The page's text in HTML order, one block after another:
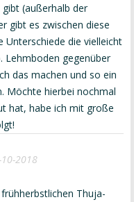
(außerhalb der
gibt es zwischen diese
Unterschiede die vielleicht
Lehmboden gegenüber
das machen und so ein
Möchte hierbei nochmal
hat, habe ich mit große
2018
Thuja-